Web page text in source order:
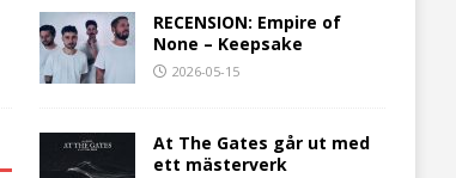
RECENSION: Empire of
None – Keepsake
2026-05-15
At The Gates går ut med
ett mästerverk